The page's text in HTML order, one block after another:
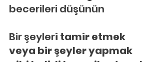
becerileri düşünün
Bir şeyleri tamir etmek
veya bir şeyler yapmak